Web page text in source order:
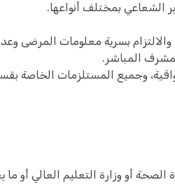
الشعاعي بمختلف أنواعها.
بسرية معلومات المرضى
المباشر.
وجميع المستلزمات الخاصة
أو وزارة التعليم العالي أو ما